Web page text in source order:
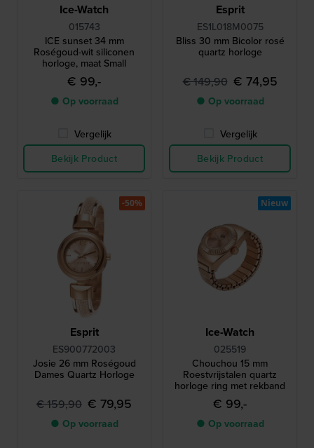
Ice-Watch
015743
ICE sunset 34 mm
Roségoud-wit siliconen
horloge, maat Small
€ 99,-
● Op voorraad
Vergelijk
Bekijk Product
Esprit
ES1L018M0075
Bliss 30 mm Bicolor rosé
quartz horloge
€ 149,90 € 74,95
● Op voorraad
Vergelijk
Bekijk Product
Esprit
ES900772003
Josie 26 mm Roségoud
Dames Quartz Horloge
€ 159,90 € 79,95
● Op voorraad
-50%
Ice-Watch
025519
Chouchou 15 mm
Roestvrijstalen quartz
horloge ring met rekband
€ 99,-
● Op voorraad
Nieuw